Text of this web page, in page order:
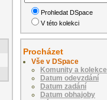
Prohledat DSpace
V této kolekci
Procházet
Vše v DSpace
Komunity a kolekce
Datum odevzdání
Datum zadání
Datum obhajoby